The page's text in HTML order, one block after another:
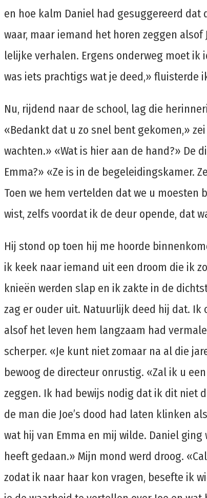
en hoe kalm Daniel had gesuggereerd
waar, maar iemand het horen zeggen
lelijke verhalen. Ergens onderweg moet
was iets prachtigs wat je deed,» fluisterde
Nu, rijdend naar de school, lag die
«Bedankt dat u zo snel bent gekomen,»
wachten.» «Wat is hier aan de hand?» De
Emma?» «Ze is in de begeleidingskamer.
Toen we hem vertelden dat we u moesten
wist, zelfs voordat ik de deur opende, dat
Hij stond op toen hij me hoorde
ik keek naar iemand uit een droom die ik
knieën werden slap en ik zakte in de
zag er ouder uit. Natuurlijk deed hij dat. Ik
alsof het leven hem langzaam had
scherper. «Je kunt niet zomaar na al die
bewoog de directeur onrustig. «Zal ik u
zeggen. Ik had bewijs nodig dat ik dit niet
de man die Joe’s dood had laten klinken
wat hij van Emma en mij wilde. Daniel ging
heeft gedaan.» Mijn mond werd droog.
zodat ik naar haar kon vragen, besefte ik